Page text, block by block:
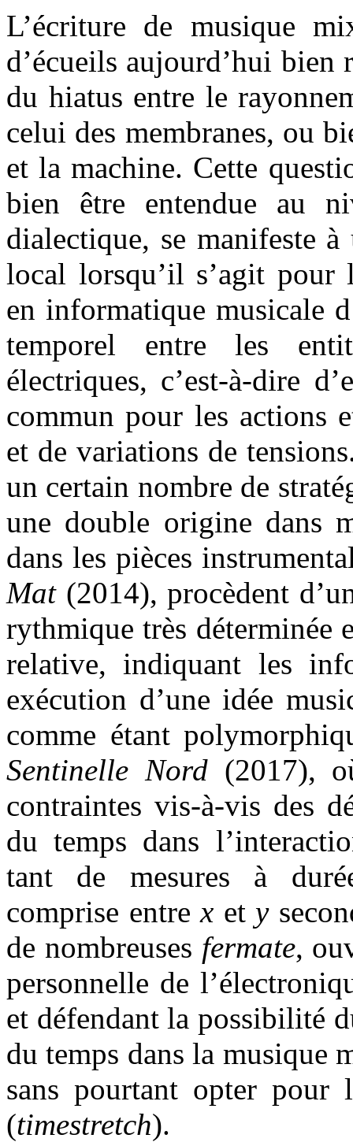
L’écriture de musique
d’écueils aujourd’hui bien
du hiatus entre le
celui des membranes, ou
et la machine. Cette
bien être entendue au
dialectique, se manifeste
local lorsqu’il s’agit pour
en informatique musicale
temporel entre les
électriques, c’est-à-dire
commun pour les actions
et de variations de
un certain nombre de
une double origine dans
dans les pièces
Mat(2014), procèdent
rythmique très déterminée
relative, indiquant les
exécution d’une idée
comme étant
Sentinelle Nord(2017),
contraintes vis-à-vis des
du temps dans
tant de mesures à
comprise entrex et y
de nombreuses fermate,
personnelle de
et défendant la possibilité
du temps dans la musique
sans pourtant opter pour
(timestretch).